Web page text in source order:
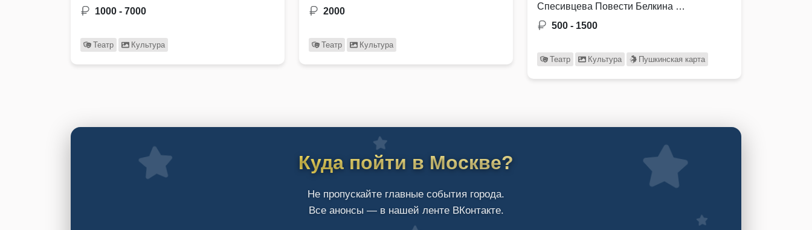
1000 - 7000
Театр Культура
2000
Театр Культура
Спесивцева Повести Белкина …
500 - 1500
Театр Культура Пушкинская карта
Куда пойти в Москве?
Не пропускайте главные события города.
Все анонсы — в нашей ленте ВКонтакте.